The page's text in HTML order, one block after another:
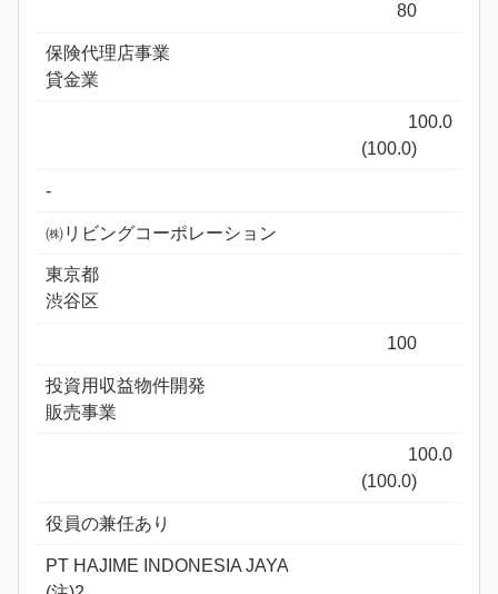
80
保険代理店事業
貸金業
100.0
(100.0)
-
㈱リビングコーポレーション
東京都
渋谷区
100
投資用収益物件開発
販売事業
100.0
(100.0)
役員の兼任あり
PT HAJIME INDONESIA JAYA